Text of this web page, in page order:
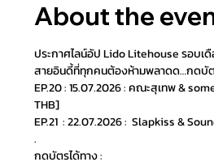
About the
ประกาศไลน์อัป Lido Litehouse รอบเ
สายอินดี้ที่ทุกคนต้องห้ามพลาดด…กดบัต
EP.20 : 15.07.2026 : คณะสุเทพ &
THB]
EP.21  : 22.07.2026 :  Slapkiss &
.
กดบัตรได้ทาง :